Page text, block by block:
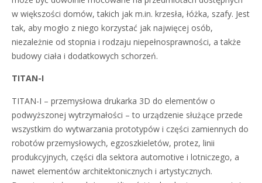
w większości domów, takich jak m.in. krzesła, łóżka, szafy. Jest
tak, aby mogło z niego korzystać jak najwięcej osób,
niezależnie od stopnia i rodzaju niepełnosprawności, a także
budowy ciała i dodatkowych schorzeń.
TITAN-I
TITAN-I – przemysłowa drukarka 3D do elementów o
podwyższonej wytrzymałości – to urządzenie służące przede
wszystkim do wytwarzania prototypów i części zamiennych do
robotów przemysłowych, egzoszkieletów, protez, linii
produkcyjnych, części dla sektora automotive i lotniczego, a
nawet elementów architektonicznych i artystycznych.